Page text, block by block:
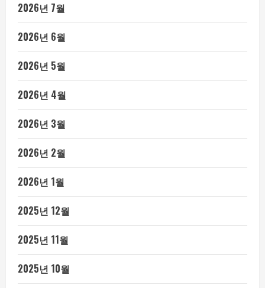
2026년 7월
2026년 6월
2026년 5월
2026년 4월
2026년 3월
2026년 2월
2026년 1월
2025년 12월
2025년 11월
2025년 10월